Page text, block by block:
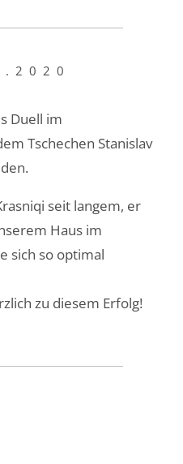
Duell im
Tschechen Stanislav
seit langem, er
Haus im
sich so optimal
zu diesem Erfolg!